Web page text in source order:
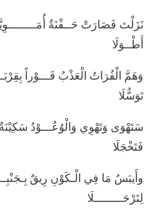
نَزَلْتَ فَصَارَتْ حَــفْنَةٌ
أَطْــوَلَا
وَهَمَّ الْفُرَاتُ الْعَذْبُ فَـــوْراً
تَوَسُّلَا
سَتَهْوَى وَتَهْوِي وَالْوُعُـــوْدُ
فَتَخْجَلَا
وأَيبَسُ مَا فِي الْـكَوْنِ رِيقٌ
لِتَرْحَــــــــلَا